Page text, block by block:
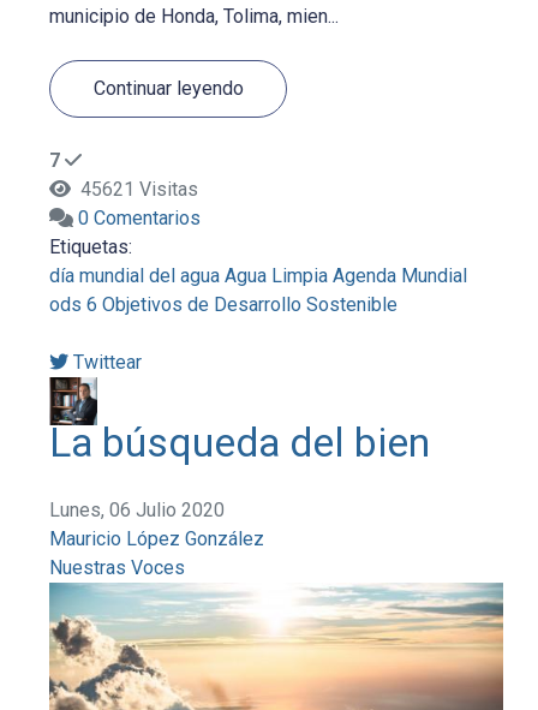
municipio de Honda, Tolima, mien...
Continuar leyendo
7
45621 Visitas
0 Comentarios
Etiquetas:
día mundial del agua Agua Limpia Agenda Mundial
ods 6 Objetivos de Desarrollo Sostenible
Twittear
La búsqueda del bien
Lunes, 06 Julio 2020
Mauricio López González
Nuestras Voces